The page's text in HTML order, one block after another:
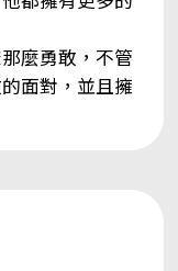
麼勇敢，不管
面對，並且擁